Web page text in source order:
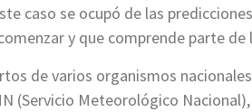
caso se ocupó de las
y que comprende parte
de varios organismos
(Servicio Meteorológico